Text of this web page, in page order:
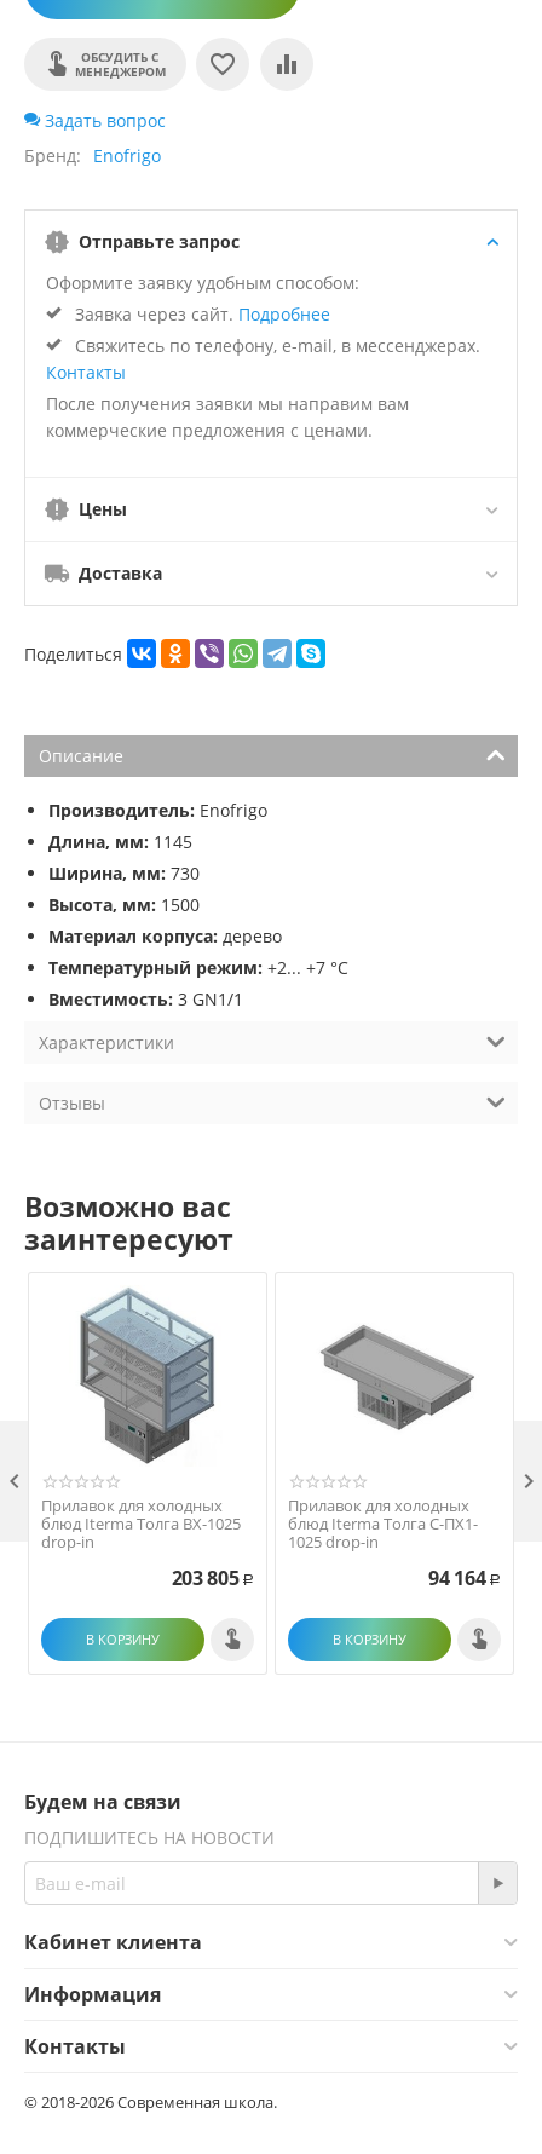
ОБСУДИТЬ С
МЕНЕДЖЕРОМ
Задать вопрос
Бренд
Enofrigo
Отправьте запрос
Оформите заявку удобным способом:
Заявка через сайт. Подробнее
Свяжитесь по телефону, e-mail, в мессенджерах.
Контакты
После получения заявки мы направим вам
коммерческие предложения с ценами.
Цены
Доставка
Поделиться
Описание
Производитель: Enofrigo
Длина, мм: 1145
Ширина, мм: 730
Высота, мм: 1500
Материал корпуса: дерево
Температурный режим: +2... +7 °C
Вместимость: 3 GN1/1
Характеристики
Отзывы
Возможно вас
заинтересуют
Прилавок для холодных
блюд Iterma Толга ВХ-1025
drop-in
203 805 Р
В КОРЗИНУ
Прилавок для холодных
блюд Iterma Толга С-ПХ1-
1025 drop-in
94 164 Р
В КОРЗИНУ
 
Будем на связи
ПОДПИШИТЕСЬ НА НОВОСТИ
Кабинет клиента
Информация
Контакты
© 2018-2026 Современная школа.